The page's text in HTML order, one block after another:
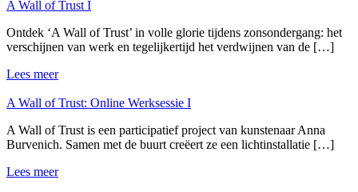
A Wall of Trust I
Ontdek ‘A Wall of Trust’ in volle glorie tijdens zonsondergang: het
verschijnen van werk en tegelijkertijd het verdwijnen van de […]
Lees meer
A Wall of Trust: Online Werksessie I
A Wall of Trust is een participatief project van kunstenaar Anna
Burvenich. Samen met de buurt creëert ze een lichtinstallatie […]
Lees meer